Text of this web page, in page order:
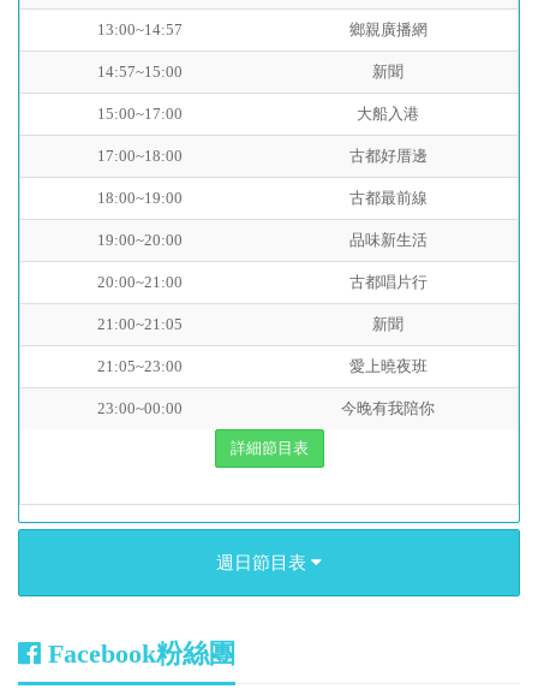
13:00~14:57 鄉親廣播網
14:57~15:00 新聞
15:00~17:00 大船入港
17:00~18:00 古都好厝邊
18:00~19:00 古都最前線
19:00~20:00 品味新生活
20:00~21:00 古都唱片行
21:00~21:05 新聞
21:05~23:00 愛上曉夜班
23:00~00:00 今晚有我陪你
詳細節目表
週日節目表
Facebook粉絲團